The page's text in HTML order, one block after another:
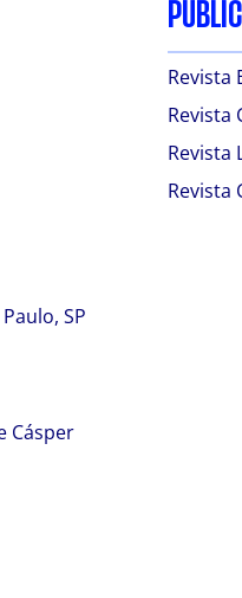
SP
Cásper
Revista
Revista
Revista
Revista